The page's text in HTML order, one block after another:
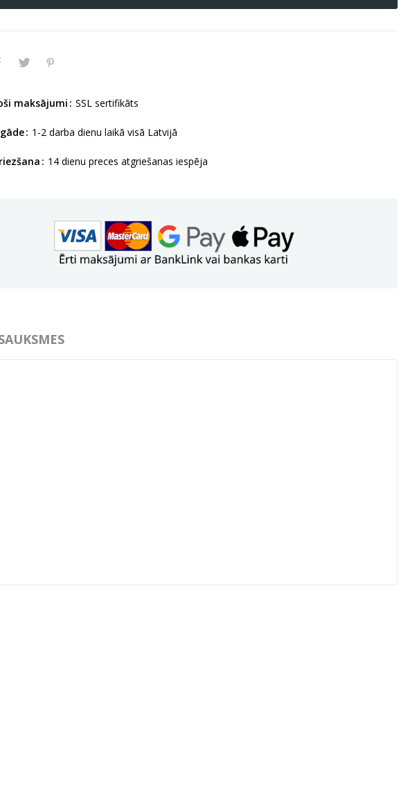
maksājumi SSL sertifikāts
1-2 darba dienu laikā visā Latvijā
14 dienu preces atgriešanas iespēja